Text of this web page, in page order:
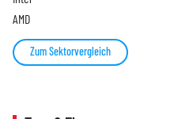
AMD
Zum Sektorvergleich